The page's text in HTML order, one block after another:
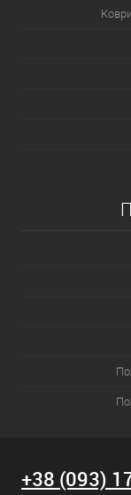
+38 (093)